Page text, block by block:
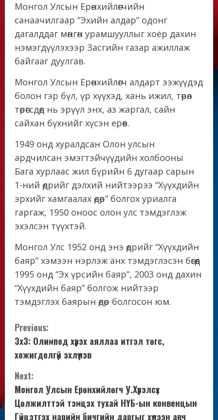
Монгол Улсын Ерөнхийлөгчийн
санаачилгаар “Эхийн алдар” одонг
дагалддаг мөнгөн урамшууллыг хоёр дахин
нэмэгдүүлэхээр Засгийн газар ажиллаж
байгааг дуулгав.
Монгол Улсын Ерөнхийлөгч алдарт ээжүүдэд
болон гэр бүл, үр хүүхэд, хань ижил, төрөл
төрөгсдөд нь эрүүл энх, аз жаргал, сайн
сайхан бүхнийг хүсэн ерөөв.
1949 онд хуралдсан Олон улсын
ардчилсан эмэгтэйчүүдийн холбооны
Бага хурлаас жил бүрийн 6 дугаар сарын
1-ний өдрийг дэлхий нийтээрээ “Хүүхдийн
эрхийг хамгаалах өдөр” болгох уриалга
гаргаж, 1950 оноос олон улс тэмдэглэж
эхэлсэн түүхтэй.
Монгол Улс 1952 онд энэ өдрийг “Хүүхдийн
баяр” хэмээн нэрлэж анх тэмдэглэсэн бөгөөд
1995 онд “Эх үрсийн баяр”, 2003 онд дахин
“Хүүхдийн баяр” болгож нийтээр
тэмдэглэх баярын өдөр болгосон юм.
C
o
n
t
i
Previous:
3х3: Олимпод хүрэх аяллаа итгэл төгс,
хожигдолгүй эхлүүлэв
Next:
Монгол Улсын Ерөнхийлөгч У.Хүрэлсүх
Цөлжилттэй тэмцэх тухай НҮБ-ын конвенцын
Гүйцэтгэх нарийн бичгийн даргыг хүлээн авч